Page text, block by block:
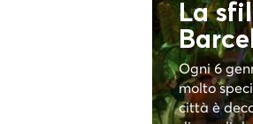
La
Ogni 6
molto
città è